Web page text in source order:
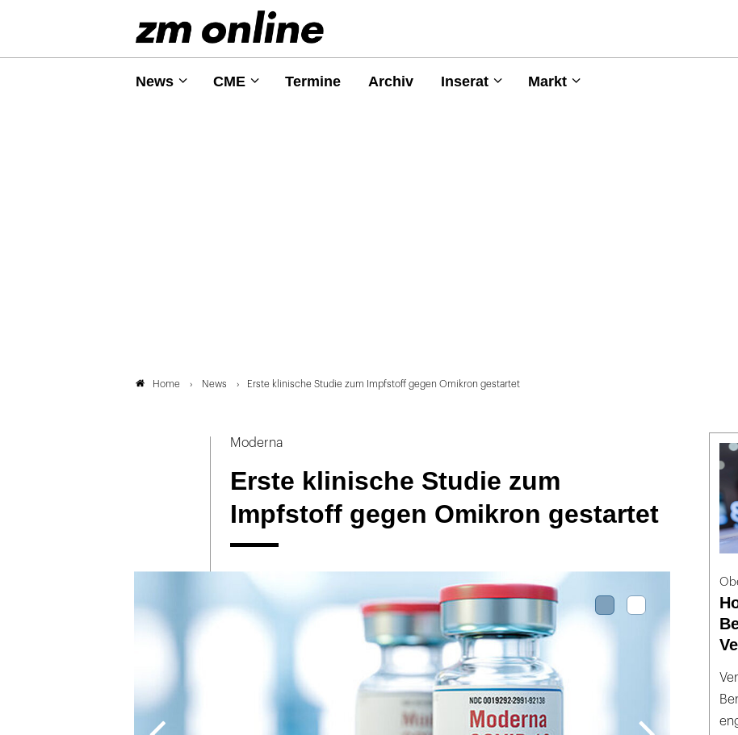
News CME Termine Archiv Inserat Markt
Home News Erste klinische Studie zum Impfstoff gegen Omikron gestartet
Moderna
Erste klinische Studie zum
Impfstoff gegen Omikron gestartet